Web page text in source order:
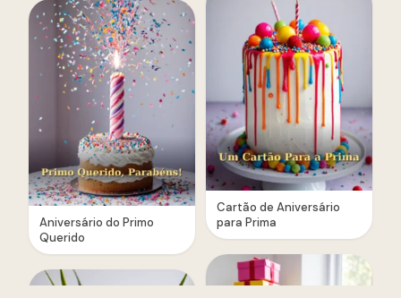
Aniversário do Primo
Querido
Cartão de Aniversário
para Prima